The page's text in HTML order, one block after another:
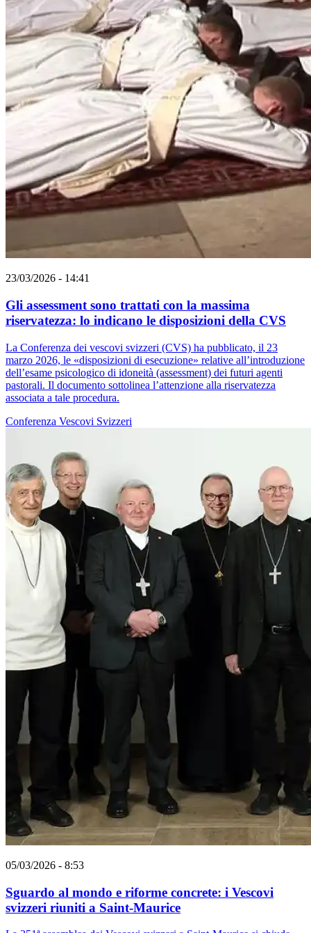
23/03/2026 - 14:41
Gli assessment sono trattati con la massima
riservatezza: lo indicano le disposizioni della CVS
La Conferenza dei vescovi svizzeri (CVS) ha pubblicato, il 23
marzo 2026, le «disposizioni di esecuzione» relative all’introduzione
dell’esame psicologico di idoneità (assessment) dei futuri agenti
pastorali. Il documento sottolinea l’attenzione alla riservatezza
associata a tale procedura.
Conferenza Vescovi Svizzeri
05/03/2026 - 8:53
Sguardo al mondo e riforme concrete: i Vescovi
svizzeri riuniti a Saint-Maurice